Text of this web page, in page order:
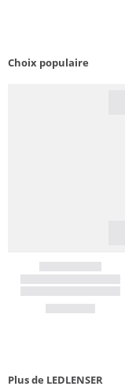
Choix populaire
Plus de LEDLENSER